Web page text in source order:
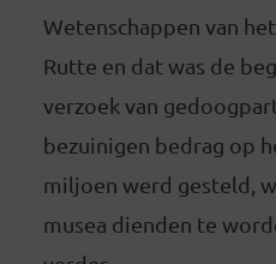
Wetenschappen van
Rutte en dat was de
verzoek van
bezuinigen bedrag op
miljoen werd gesteld,
musea dienden te